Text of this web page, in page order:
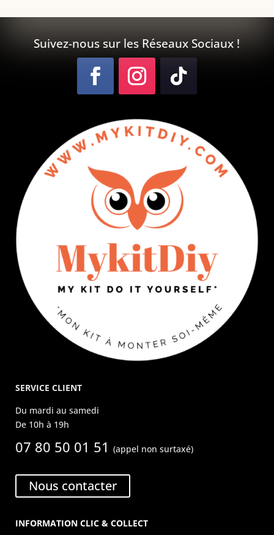
Suivez-nous sur les Réseaux Sociaux !
SERVICE CLIENT
Du mardi au samedi
De 10h à 19h
07 80 50 01 51(appel non surtaxé)
Nous contacter
INFORMATION CLIC & COLLECT